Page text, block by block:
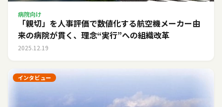
病院向け
「親切」を人事評価で数値化する――航空機メーカー由
来の病院が貫く、理念“実行”への組織改革
2025.12.19
インタビュー